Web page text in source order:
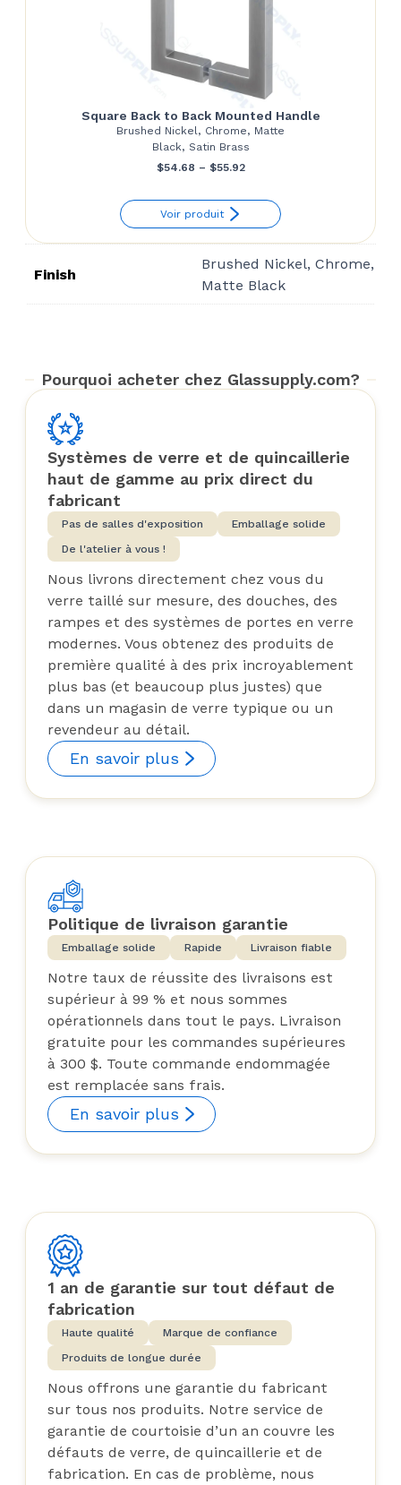
Square Back to Back Mounted Handle
Brushed Nickel, Chrome, Matte
Black, Satin Brass
$54.68 – $55.92Price
$54.68
through
$55.92
Voir produit
Finish
Brushed Nickel, Chrome,
Matte Black
Pourquoi acheter chez Glassupply.com?
Systèmes de verre et de quincaillerie
haut de gamme au prix direct du
fabricant
Pas de salles d'exposition
Emballage solide
De l'atelier à vous !
Nous livrons directement chez vous du
verre taillé sur mesure, des douches, des
rampes et des systèmes de portes en verre
modernes. Vous obtenez des produits de
première qualité à des prix incroyablement
plus bas (et beaucoup plus justes) que
dans un magasin de verre typique ou un
revendeur au détail.
En savoir plus
Politique de livraison garantie
Emballage solide Rapide Livraison fiable
Notre taux de réussite des livraisons est
supérieur à 99 % et nous sommes
opérationnels dans tout le pays. Livraison
gratuite pour les commandes supérieures
à 300 $. Toute commande endommagée
est remplacée sans frais.
En savoir plus
1 an de garantie sur tout défaut de
fabrication
Haute qualité
Marque de confiance
Produits de longue durée
Nous offrons une garantie du fabricant
sur tous nos produits. Notre service de
garantie de courtoisie d’un an couvre les
défauts de verre, de quincaillerie et de
fabrication. En cas de problème, nous